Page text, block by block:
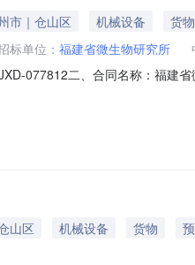
市｜仓山区 机械设备
货物
标单位： 福建省微生物研究所
077812二、合同名称：福建
4-5栋1层联系方式：
山区 机械设备 货物